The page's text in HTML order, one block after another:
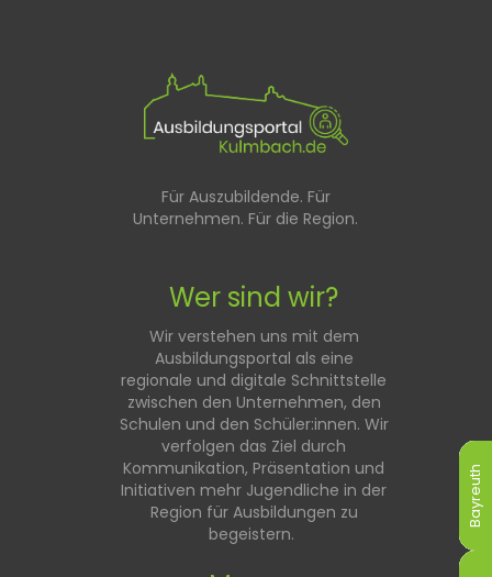
Bayreuth
Bayreuth
Bayreuth
Bayreuth
Bayreuth
Bayreuth
Für Auszubildende. Für
Unternehmen. Für die Region.
Wer sind wir?
Wir verstehen uns mit dem
Ausbildungsportal als eine
regionale und digitale Schnittstelle
zwischen den Unternehmen, den
Schulen und den Schüler:innen. Wir
verfolgen das Ziel durch
Kommunikation, Präsentation und
Initiativen mehr Jugendliche in der
Region für Ausbildungen zu
begeistern.